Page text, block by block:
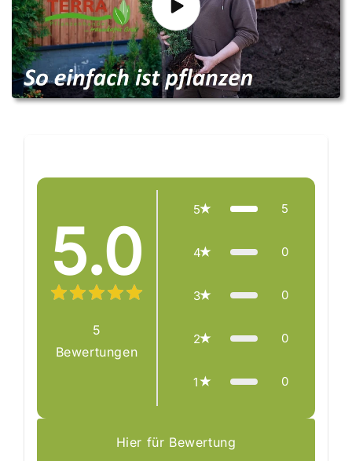
5.0
5
Bewertungen
5 5
4 0
3 0
2 0
1 0
Hier für Bewertung